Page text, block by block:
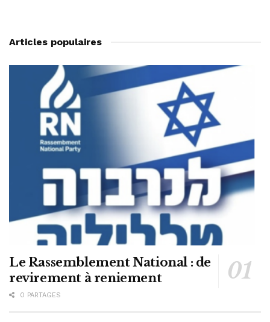
Articles populaires
Le Rassemblement National : de
revirement à reniement
0 PARTAGES